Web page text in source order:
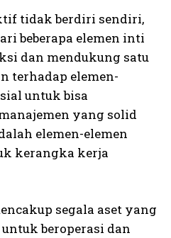
tidak berdiri sendiri,
beberapa elemen inti
dan mendukung satu
terhadap elemen-
untuk bisa
yang solid
elemen-elemen
kerangka kerja
segala aset yang
beroperasi dan